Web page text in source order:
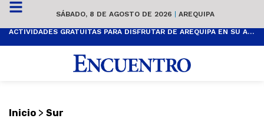
SÁBADO, 8 DE AGOSTO DE 2026 | AREQUIPA
ACTIVIDADES GRATUITAS PARA DISFRUTAR DE AREQUIPA EN SU ANIVERSARIO
Inicio > Sur